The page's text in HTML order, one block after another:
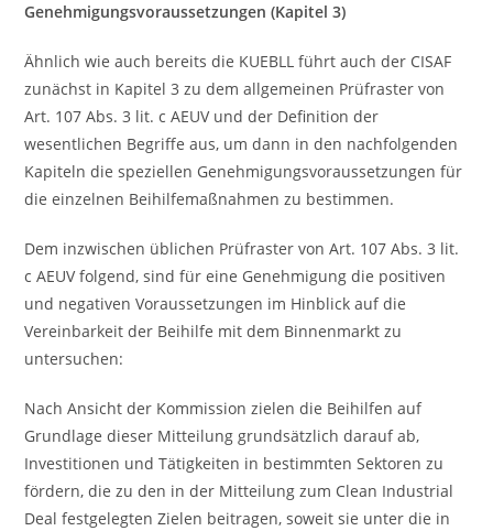
Genehmigungsvoraussetzungen (Kapitel 3)
Ähnlich wie auch bereits die KUEBLL führt auch der CISAF
zunächst in Kapitel 3 zu dem allgemeinen Prüfraster von
Art. 107 Abs. 3 lit. c AEUV und der Definition der
wesentlichen Begriffe aus, um dann in den nachfolgenden
Kapiteln die speziellen Genehmigungsvoraussetzungen für
die einzelnen Beihilfemaßnahmen zu bestimmen.
Dem inzwischen üblichen Prüfraster von Art. 107 Abs. 3 lit.
c AEUV folgend, sind für eine Genehmigung die positiven
und negativen Voraussetzungen im Hinblick auf die
Vereinbarkeit der Beihilfe mit dem Binnenmarkt zu
untersuchen:
Nach Ansicht der Kommission zielen die Beihilfen auf
Grundlage dieser Mitteilung grundsätzlich darauf ab,
Investitionen und Tätigkeiten in bestimmten Sektoren zu
fördern, die zu den in der Mitteilung zum Clean Industrial
Deal festgelegten Zielen beitragen, soweit sie unter die in